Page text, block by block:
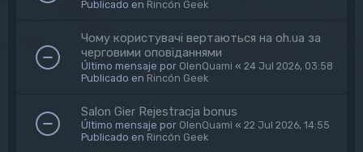
Publicado en Rincón Geek
Чому користувачі вертаються на oh.ua за
черговими оповіданнями
Último mensaje por OlenQuami « 24 Jul 2026, 03:58
Publicado en Rincón Geek
Salon Gier Rejestracja bonus
Último mensaje por OlenQuami « 22 Jul 2026, 14:55
Publicado en Rincón Geek